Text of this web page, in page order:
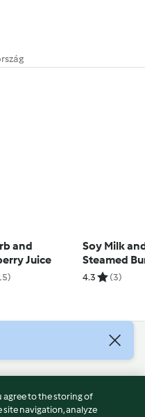
and
Juice
Soy Milk
Steamed
4.3 (3)
agree to the storing of
navigation, analyze